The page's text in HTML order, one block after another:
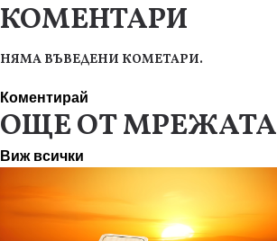
КОМЕНТАРИ
НЯМА ВЪВЕДЕНИ КОМЕТАРИ.
Коментирай
ОЩЕ ОТ МРЕЖАТА
Виж всички